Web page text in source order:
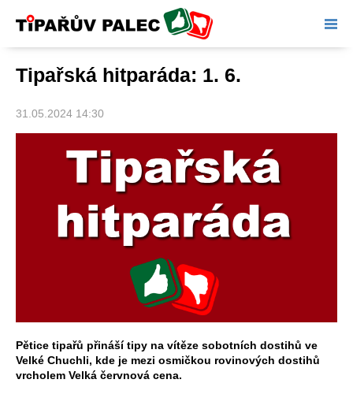
Tipařův palec
Tipařská hitparáda: 1. 6.
31.05.2024 14:30
Pětice tipařů přináší tipy na vítěze sobotních dostihů ve
Velké Chuchli, kde je mezi osmičkou rovinových dostihů
vrcholem Velká červnová cena.